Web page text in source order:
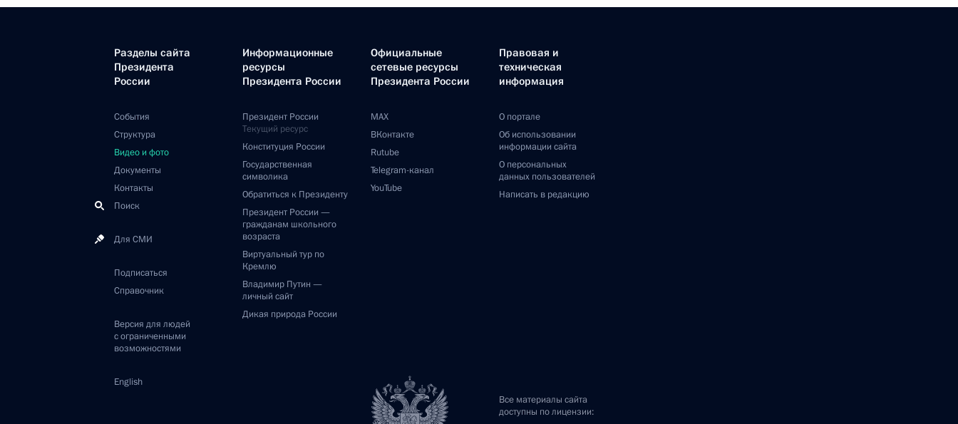
Разделы сайта
Президента
России
События
Структура
Видео и фото
Документы
Контакты
Поиск
Для СМИ
Подписаться
Справочник
Версия для людей
с ограниченными
возможностями
English
Информационные
ресурсы
Президента России
Президент России
Текущий ресурс
Конституция России
Государственная
символика
Обратиться к Президенту
Президент России —
гражданам школьного
возраста
Виртуальный тур по
Кремлю
Владимир Путин —
личный сайт
Дикая природа России
Официальные
сетевые ресурсы
Президента России
MAX
ВКонтакте
Rutube
Telegram-канал
YouTube
Правовая и
техническая
информация
О портале
Об использовании
информации сайта
О персональных
данных пользователей
Написать в редакцию
Все материалы сайта
доступны по лицензии: